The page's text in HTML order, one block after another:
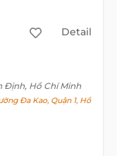
Detail
Định, Hồ Chí Minh
Đa Kao, Quận 1, Hồ